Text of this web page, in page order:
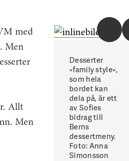
Desserter
»family style«,
som hela
bordet kan
dela på, är ett
av Sofies
bidrag till
Berns
dessertmeny.
Foto: Anna
Simonsson
med
Men
Allt
Men